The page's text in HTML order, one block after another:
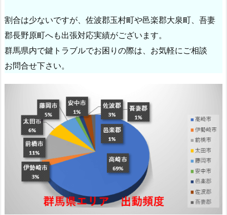
エ
リ
出
張
比
3.
群
馬
県
サ
割合は少ないですが、佐波郡玉村町や邑楽郡大泉町、吾妻
郡長野原町へも出張対応実績がございます。
群馬県内で鍵トラブルでお困りの際は、お気軽にご相談
お問合せ下さい。